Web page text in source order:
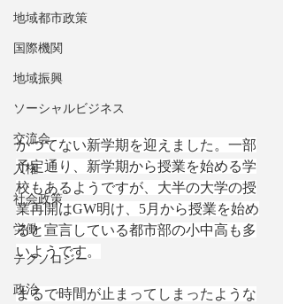
地域都市政策
国際機関
地域振興
ソーシャルビジネス
交流会
人権
社会政策
労働
テクノロジー
政治
かつてない新学期を迎えました。一部
予定通り、新学期から授業を始める学
校もあるようですが、大半の大学の授
業再開はGW明け、5月から授業を始め
ると宣言している都市部の小中高も多
いようです。
まるで時間が止まってしまったような